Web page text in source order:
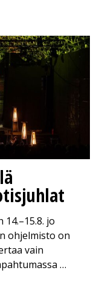
jo
ohjelmisto on
vain
…